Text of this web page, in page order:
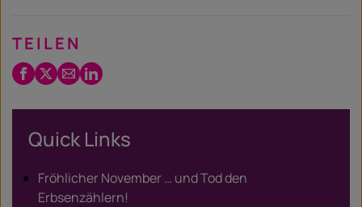
TEILEN
Facebook
Twitter
X
EmailLinkedIn
Quick Links
Fröhlicher November … und Tod den
Erbsenzählern!